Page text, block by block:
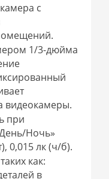
с
1/3-дюйма
видеокамеры.
при
Ночь»
0,015 лк (ч/б).
как:
в